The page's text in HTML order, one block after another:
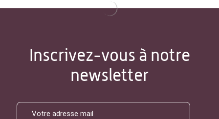
Inscrivez-vous à notre
newsletter